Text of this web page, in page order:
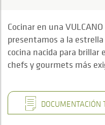
Cocinar en una
presentamos a la
cocina nacida para brillar
chefs y gourmets más
DOCUMENTACIÓN